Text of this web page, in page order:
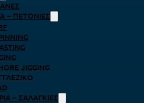
– ΠΕΤΟΝΙΈΣ
JIGGING
– ΣΑΛΑΓΚΙΈΣ